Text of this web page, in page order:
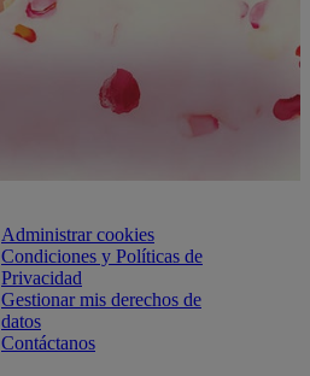
Administrar cookies
Condiciones y Políticas de
Privacidad
Gestionar mis derechos de
datos
Contáctanos